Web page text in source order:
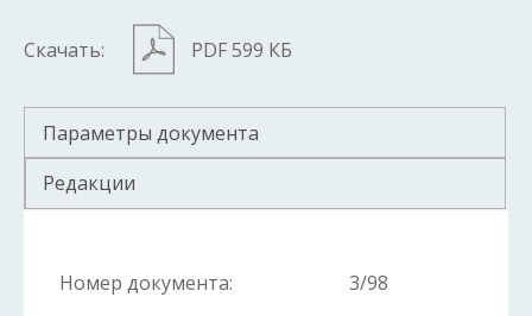
Скачать: PDF 599 КБ
Параметры документа
Редакции
Номер документа:
3/98